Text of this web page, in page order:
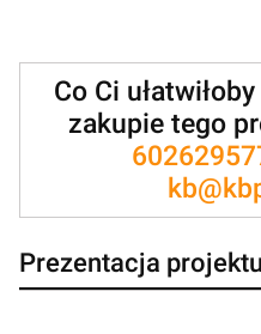
Co Ci
zakupie tego
Prezentacja projektu